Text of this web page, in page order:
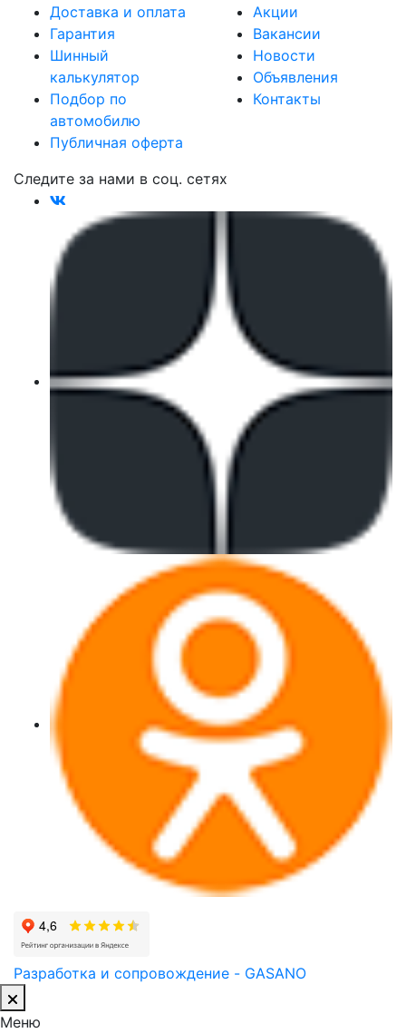
Доставка и оплата
Гарантия
Шинный
калькулятор
Подбор по
автомобилю
Публичная оферта
Акции
Вакансии
Новости
Объявления
Контакты
Следите за нами в соц. сетях
Разработка и сопровождение - GASANO
Меню